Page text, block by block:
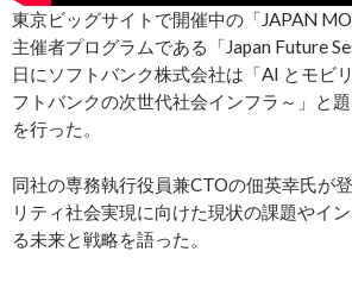
東京ビッグサイトで開催中の「JAPAN
主催者プログラムである「Japan Future
日にソフトバンク株式会社は「AI とモビ
フトバンクの次世代社会インフラ～」と
を行った。
同社の専務執行役員兼CTOの佃英幸氏が
リティ社会実現に向けた現状の課題やイ
る未来と戦略を語った。